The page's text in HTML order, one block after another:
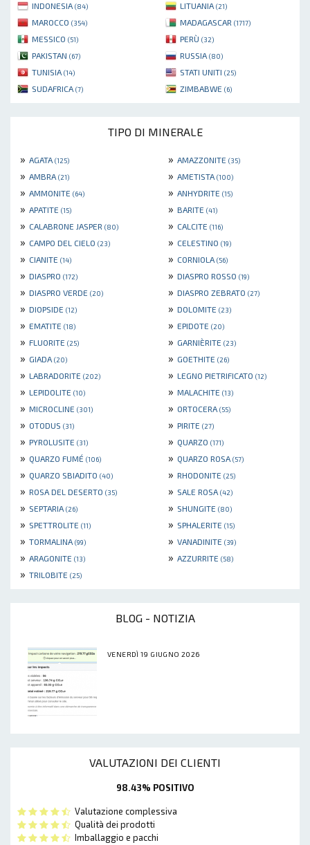
INDONESIA (84) LITUANIA (21)
MAROCCO (354) MADAGASCAR (1717)
MESSICO (51) PERÙ (32)
PAKISTAN (67) RUSSIA (80)
TUNISIA (14) STATI UNITI (25)
SUDAFRICA (7) ZIMBABWE (6)
TIPO DI MINERALE
» AGATA (125) » AMAZZONITE (35)
» AMBRA (21) » AMETISTA (100)
» AMMONITE (64) » ANHYDRITE (15)
» APATITE (15) » BARITE (41)
» CALABRONE JASPER (80) » CALCITE (116)
» CAMPO DEL CIELO (23) » CELESTINO (19)
» CIANITE (14) » CORNIOLA (56)
» DIASPRO (172) » DIASPRO ROSSO (19)
» DIASPRO VERDE (20) » DIASPRO ZEBRATO (27)
» DIOPSIDE (12) » DOLOMITE (23)
» EMATITE (18) » EPIDOTE (20)
» FLUORITE (25) » GARNIÈRITE (23)
» GIADA (20) » GOETHITE (26)
» LABRADORITE (202) » LEGNO PIETRIFICATO (12)
» LEPIDOLITE (10) » MALACHITE (13)
» MICROCLINE (301) » ORTOCERA (55)
» OTODUS (31) » PIRITE (27)
» PYROLUSITE (31) » QUARZO (171)
» QUARZO FUMÉ (106) » QUARZO ROSA (57)
» QUARZO SBIADITO (40) » RHODONITE (25)
» ROSA DEL DESERTO (35) » SALE ROSA (42)
» SEPTARIA (26) » SHUNGITE (80)
» SPETTROLITE (11) » SPHALERITE (15)
» TORMALINA (99) » VANADINITE (39)
» ARAGONITE (13) » AZZURRITE (58)
» TRILOBITE (25)
BLOG - NOTIZIA
VENERDÌ 19 GIUGNO 2026
VALUTAZIONI DEI CLIENTI
98.43% POSITIVO
Valutazione complessiva
Qualità dei prodotti
Imballaggio e pacchi